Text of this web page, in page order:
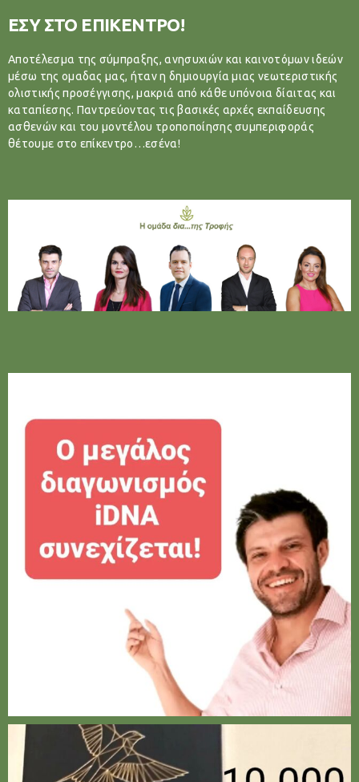
ΕΣΥ ΣΤΟ ΕΠΙΚΕΝΤΡΟ!
Αποτέλεσμα της σύμπραξης, ανησυχιών και καινοτόμων ιδεών
μέσω της ομαδας μας, ήταν η δημιουργία μιας νεωτεριστικής
ολιστικής προσέγγισης, μακριά από κάθε υπόνοια δίαιτας και
καταπίεσης. Παντρεύοντας τις βασικές αρχές εκπαίδευσης
ασθενών και του μοντέλου τροποποίησης συμπεριφοράς
θέτουμε στο επίκεντρο…εσένα!